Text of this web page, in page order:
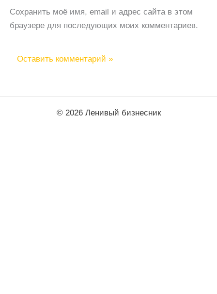
Сохранить моё имя, email и адрес сайта в этом
браузере для последующих моих комментариев.
© 2026 Ленивый бизнесник